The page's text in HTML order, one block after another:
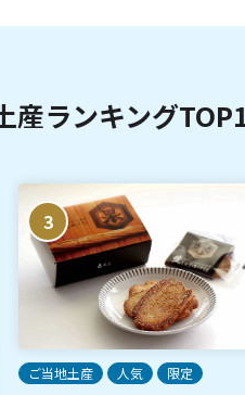
産ランキング
3
ご当地土産 人気 限定